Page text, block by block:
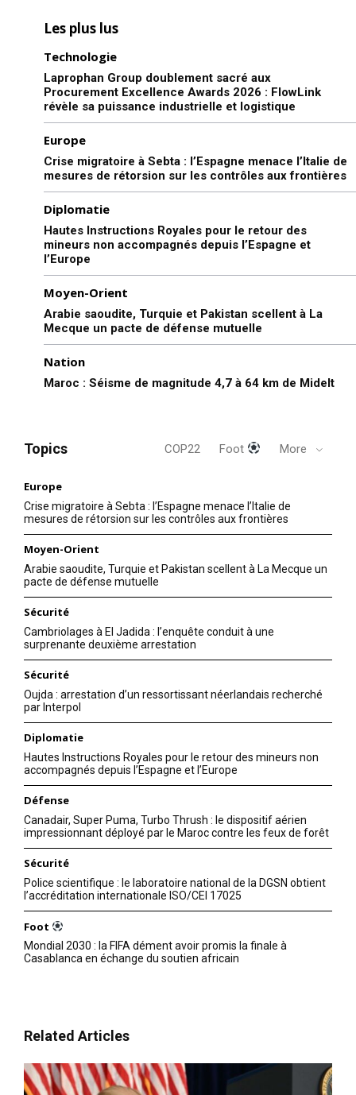
Les plus lus
Technologie
Laprophan Group doublement sacré aux
Procurement Excellence Awards 2026 : FlowLink
révèle sa puissance industrielle et logistique
Europe
Crise migratoire à Sebta : l’Espagne menace l’Italie de
mesures de rétorsion sur les contrôles aux frontières
Diplomatie
Hautes Instructions Royales pour le retour des
mineurs non accompagnés depuis l’Espagne et
l’Europe
Moyen-Orient
Arabie saoudite, Turquie et Pakistan scellent à La
Mecque un pacte de défense mutuelle
Nation
Maroc : Séisme de magnitude 4,7 à 64 km de Midelt
Topics COP22 Foot More
Europe
Crise migratoire à Sebta : l’Espagne menace l’Italie de
mesures de rétorsion sur les contrôles aux frontières
Moyen-Orient
Arabie saoudite, Turquie et Pakistan scellent à La Mecque un
pacte de défense mutuelle
Sécurité
Cambriolages à El Jadida : l’enquête conduit à une
surprenante deuxième arrestation
Sécurité
Oujda : arrestation d’un ressortissant néerlandais recherché
par Interpol
Diplomatie
Hautes Instructions Royales pour le retour des mineurs non
accompagnés depuis l’Espagne et l’Europe
Défense
Canadair, Super Puma, Turbo Thrush : le dispositif aérien
impressionnant déployé par le Maroc contre les feux de forêt
Sécurité
Police scientifique : le laboratoire national de la DGSN obtient
l’accréditation internationale ISO/CEI 17025
Foot
Mondial 2030 : la FIFA dément avoir promis la finale à
Casablanca en échange du soutien africain
Related Articles